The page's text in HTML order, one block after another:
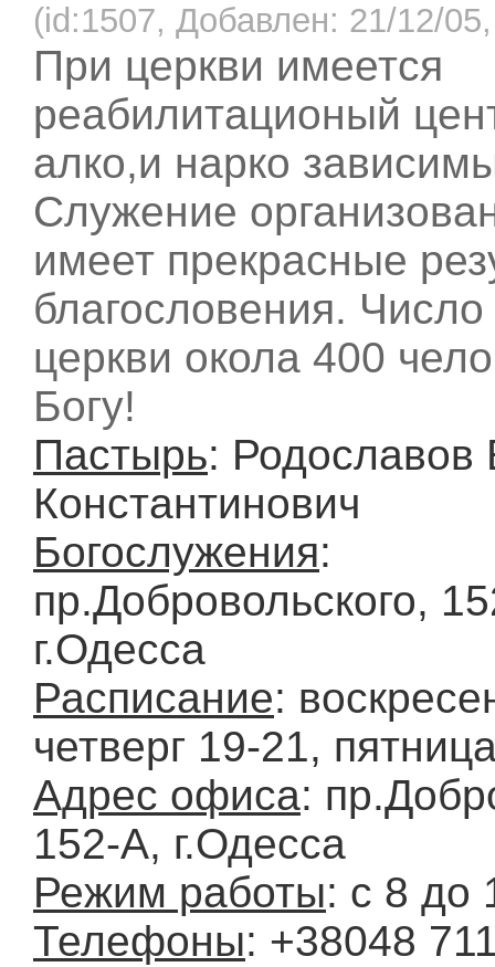
(id:1507, Добавлен: 21/12/
При церкви имеется
реабилитационый
алко,и нарко
Служение
имеет прекрасные
благословения.
церкви окола 400
Богу!
Пастырь: Родославов
Константинович
Богослужения:
пр.Добровольского,
г.Одесса
Расписание:
четверг 19-21,
Адрес офиса:
152-А, г.Одесса
Режим работы: с 8 до
Телефоны: +38048